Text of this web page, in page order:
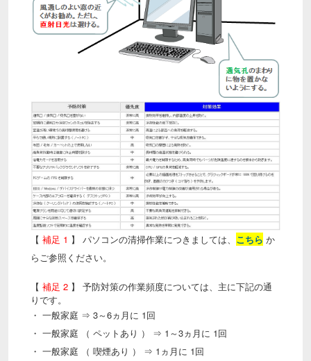
【 補足 1 】 パソコンの清掃作業につきましては、 こちら か
らご参照ください。
【 補足 2 】 予防対策の作業頻度については、主に下記の通
りです。
・ 一般家庭 ⇒ 3～6ヵ月に 1回
・ 一般家庭 （ ペットあり ） ⇒ 1～3ヵ月に 1回
・ 一般家庭 （ 喫煙あり ） ⇒ 1ヵ月に 1回